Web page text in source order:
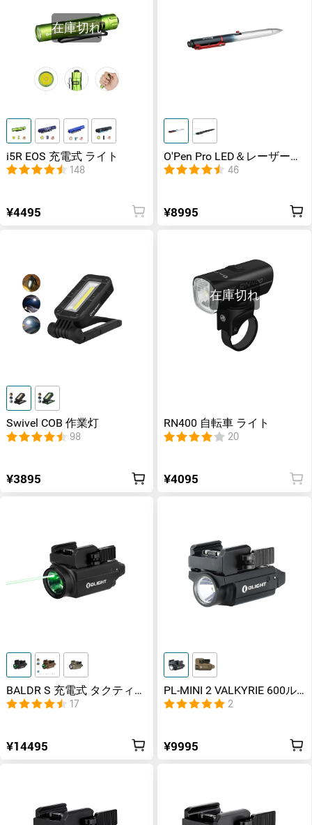
在庫切れ
i5R EOS 充電式 ライト
148
¥4495
O'Pen Pro LED＆レーザー搭
載 ペンライト46
¥8995
Swivel COB 作業灯
98
¥3895
在庫切れ
RN400 自転車 ライト
20
¥4095
BALDR S 充電式 タクティカ
ルライト レーザー搭載
17
¥14495
PL-MINI 2 VALKYRIE 600ル
ーメン タクティカルライト
2
¥9995